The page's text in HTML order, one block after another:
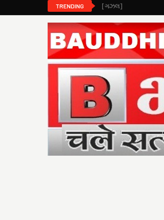
TRENDING [ગઝલ]